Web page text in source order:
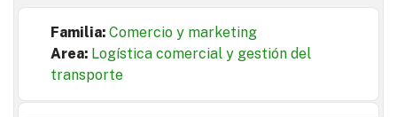
Familia: Comercio y marketing
Area: Logística comercial y gestión del
transporte